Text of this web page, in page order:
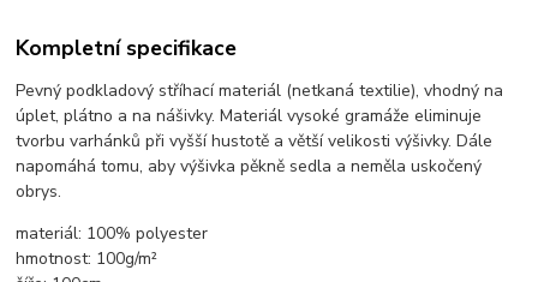
Kompletní specifikace
Pevný podkladový stříhací materiál (netkaná textilie), vhodný na
úplet, plátno a na nášivky. Materiál vysoké gramáže eliminuje
tvorbu varhánků při vyšší hustotě a větší velikosti výšivky. Dále
napomáhá tomu, aby výšivka pěkně sedla a neměla uskočený
obrys.
materiál: 100% polyester
hmotnost: 100g/m²